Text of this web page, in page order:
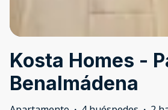
Kosta Homes -
Benalmádena